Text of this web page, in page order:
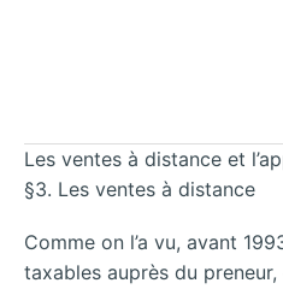
Les ventes à distance et
§3. Les ventes à distance
Comme on l’a vu, avant
taxables auprès du